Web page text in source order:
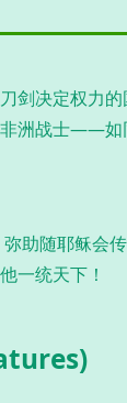
剑决定权力
洲战士——如
助随耶稣会
一统天下！